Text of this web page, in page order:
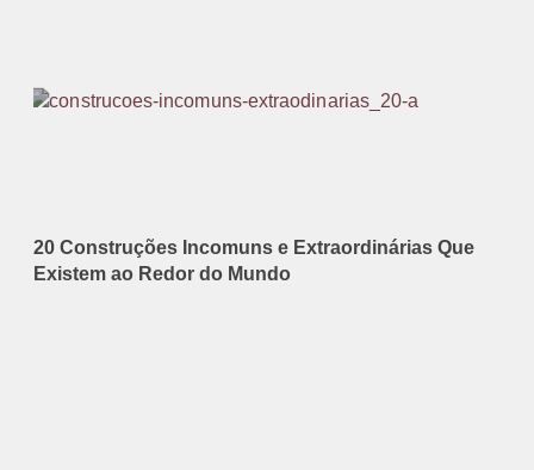
20 Construções Incomuns e Extraordinárias Que
Existem ao Redor do Mundo